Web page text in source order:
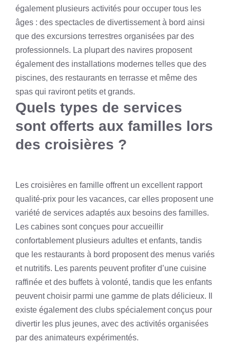
également plusieurs activités pour occuper tous les
âges : des spectacles de divertissement à bord ainsi
que des excursions terrestres organisées par des
professionnels. La plupart des navires proposent
également des installations modernes telles que des
piscines, des restaurants en terrasse et même des
spas qui raviront petits et grands.
Quels types de services
sont offerts aux familles lors
des croisières ?
Les croisières en famille offrent un excellent rapport
qualité-prix pour les vacances, car elles proposent une
variété de services adaptés aux besoins des familles.
Les cabines sont conçues pour accueillir
confortablement plusieurs adultes et enfants, tandis
que les restaurants à bord proposent des menus variés
et nutritifs. Les parents peuvent profiter d’une cuisine
raffinée et des buffets à volonté, tandis que les enfants
peuvent choisir parmi une gamme de plats délicieux. Il
existe également des clubs spécialement conçus pour
divertir les plus jeunes, avec des activités organisées
par des animateurs expérimentés.